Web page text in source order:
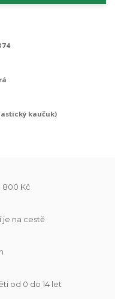
kaučuk)
800 Kč
je na cestě
od 0 do 14 let